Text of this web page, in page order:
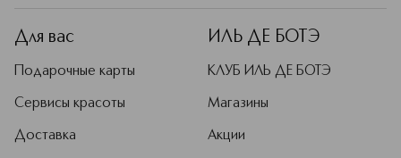
Для вас
Подарочные карты
Сервисы красоты
Доставка
ИЛЬ ДЕ БОТЭ
КЛУБ ИЛЬ ДЕ БОТЭ
Магазины
Акции